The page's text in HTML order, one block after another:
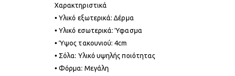
Χαρακτηριστικά
• Υλικό εξωτερικά: Δέρμα
• Υλικό εσωτερικά: Ύφασμα
• Ύψος τακουνιού: 4cm
• Σόλα: Υλικό υψηλής ποιότητας
• Φόρμα: Μεγάλη